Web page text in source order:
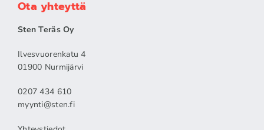
Ota yhteyttä
Sten Teräs Oy
Ilvesvuorenkatu 4
01900 Nurmijärvi
0207 434 610
myynti@sten.fi